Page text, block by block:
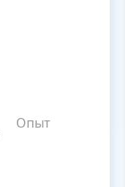
Опыт